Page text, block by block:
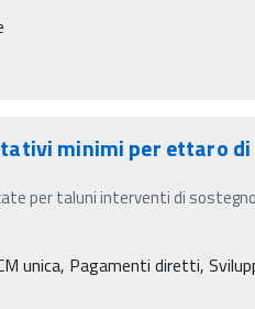
minimi per ettaro di
per taluni interventi di
unica, Pagamenti diretti,